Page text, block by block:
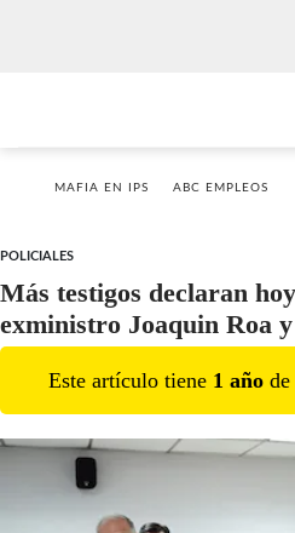
MAFIA EN IPS ABC EMPLEOS
POLICIALES
Más testigos declaran
exministro Joaquin Roa
Este artículo tiene 1 año de